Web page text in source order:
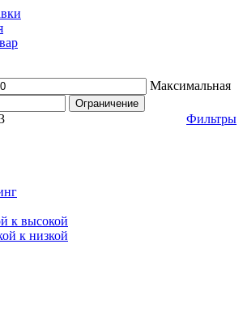
Максимальная
Ограничение
Фильтры
к высокой
к низкой